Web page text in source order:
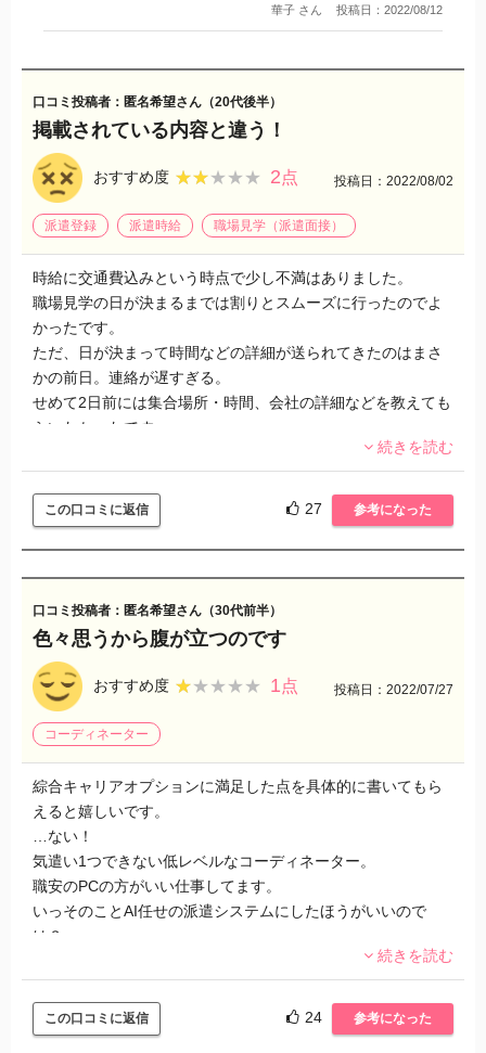
私も今まで他の大手派遣会社に3社ほど登録・就業した経験は
感じています。
色んな手続きが遅いです。ガイドブックも後日くれると言い
ながら、結局最後まで貰えないで終わりました。
お願いした事もやってはくれません。なので信頼関係は築け
ません。
派遣としては時給も安めです。派遣会社は他にも沢山ありま
す。嫌な気分にさせられる前にここはやめた方が良いです。
華子 さん 投稿日：2022/08/12
口コミ投稿者：匿名希望さん（20代後半）
掲載されている内容と違う！
おすすめ度 ★★★★★
★★★★★ 2点 投稿日：2022/08/02
派遣登録 派遣時給 職場見学（派遣面接）
時給に交通費込みという時点で少し不満はありました。
職場見学の日が決まるまでは割りとスムーズに行ったのでよ
かったです。
ただ、日が決まって時間などの詳細が送られてきたのはまさ
かの前日。連絡が遅すぎる。
せめて2日前には集合場所・時間、会社の詳細などを教えても
らいたかったです。
当日の職場見学では、綜合キャリアオプションが掲載してい
た内容と説明が違う部分が多々ありました。
例えば勤務時間やオフィスカジュアルではなく制服、指定あ
りなどです。
わたしは愛知県の会社に職場見学に行ったのに、営業さんは
東京が本社になるのかそこで勤務時間などを聞いていたらし
く、そりゃ違うよねーって思いました。
内定はもらいましたが、連絡も遅い、掲載内容と全く違うと
いったところがあり、綜合キャリアオプションで就業して大
丈夫なのか不安しかなかったのでやめました。
もっとしっかりした会社はたくさんあると思います。おすす
めはしません。
続きを読む
この口コミに返信 27 参考になった
口コミ投稿者：匿名希望さん（30代前半）
色々思うから腹が立つのです
おすすめ度 ★★★★★
★★★★★ 1点 投稿日：2022/07/27
コーディネーター
綜合キャリアオプションに満足した点を具体的に書いてもら
えると嬉しいです。
…ない！
気遣い1つできない低レベルなコーディネーター。
職安のPCの方がいい仕事してます。
いっそのことAI任せの派遣システムにしたほうがいいので
は？
コンビニでバイトする学生さんの方がよほど気遣いできます
よ？
続きを読む
この口コミに返信 24 参考になった